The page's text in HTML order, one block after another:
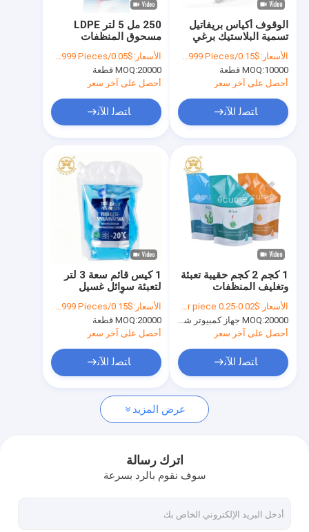
المنتجات
حولنا
جولة في المصنع
أخبار
الحالات
أكياس تغليف الوجبات الخفيفة
تغليف الدجاج المشوي
250 مل 5 لتر LDPE
مسحوق المنظفات
السائلة كيس التغليف مع
صنبور
الأسعار:$0.05/Pieces 20000-99999 Pieces
MOQ:20000 قطعة
أحصل على آخر سعر
ﺎﺘﺼﻟ ﺍﻶﻧ
الوقوف أكياس بريفاتيل
تسمية البلاستيك برغي
غطاء صنبور للسائل
الأسعار:$0.15/Pieces 10000-99999 Pieces
MOQ:10000 قطعة
أحصل على آخر سعر
ﺎﺘﺼﻟ ﺍﻶﻧ
1 كيس قائم سعة 3 لتر
لتعبئة سوائل غسيل
الزجاج الأمامي
الأسعار:$0.15/Pieces 20000-199999 Pieces
MOQ:20000 قطعة
أحصل على آخر سعر
ﺎﺘﺼﻟ ﺍﻶﻧ
1 كجم 2 كجم حقيبة تعبئة
وتغليف المنظفات
المحمولة من البلاستيك
الأسعار:$0.02-0.25 per piece
MOQ:20000 جهاز كمبيوتر شخصى
أحصل على آخر سعر
ﺎﺘﺼﻟ ﺍﻶﻧ
عرض المزيد
اترك رسالة
سوف نقوم بالرد بسرعة